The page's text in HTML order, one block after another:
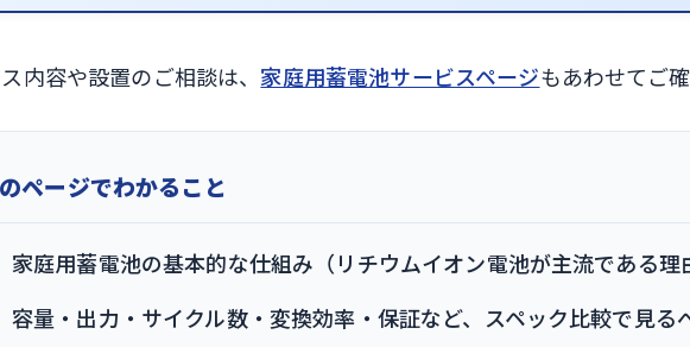
内容や設置のご相談は、 家庭用蓄電池サービスページもあわせてご
ページでわかること
家庭用蓄電池の基本的な仕組み（リチウムイオン電池が主流である理
容量・出力・サイクル数・変換効率・保証など、スペック比較で見る